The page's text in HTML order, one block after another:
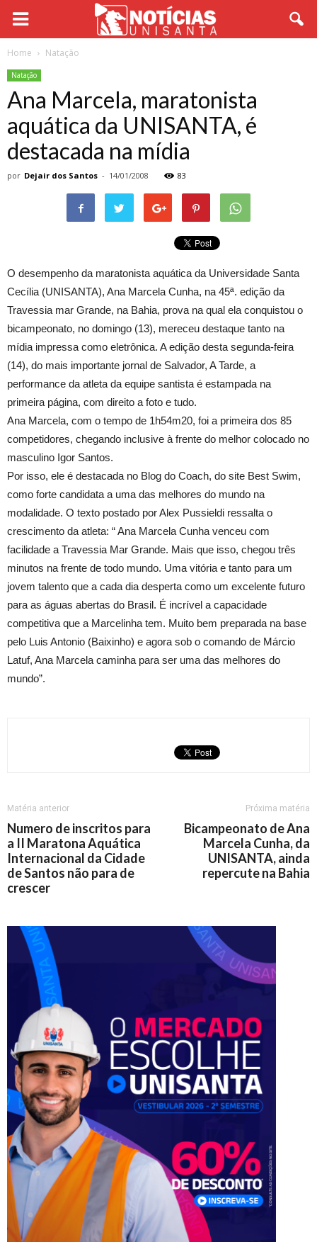
Home Natação
Natação
Ana Marcela, maratonista
aquática da UNISANTA, é
destacada na mídia
por Dejair dos Santos - 14/01/2008 83
O desempenho da maratonista aquática da Universidade Santa
Cecília (UNISANTA), Ana Marcela Cunha, na 45ª. edição da
Travessia mar Grande, na Bahia, prova na qual ela conquistou o
bicampeonato, no domingo (13), mereceu destaque tanto na
mídia impressa como eletrônica. A edição desta segunda-feira
(14), do mais importante jornal de Salvador, A Tarde, a
performance da atleta da equipe santista é estampada na
primeira página, com direito a foto e tudo.
Ana Marcela, com o tempo de 1h54m20, foi a primeira dos 85
competidores, chegando inclusive à frente do melhor colocado no
masculino Igor Santos.
Por isso, ele é destacada no Blog do Coach, do site Best Swim,
como forte candidata a uma das melhores do mundo na
modalidade. O texto postado por Alex Pussieldi ressalta o
crescimento da atleta: “ Ana Marcela Cunha venceu com
facilidade a Travessia Mar Grande. Mais que isso, chegou três
minutos na frente de todo mundo. Uma vitória e tanto para um
jovem talento que a cada dia desperta como um excelente futuro
para as águas abertas do Brasil. É incrível a capacidade
competitiva que a Marcelinha tem. Muito bem preparada na base
pelo Luis Antonio (Baixinho) e agora sob o comando de Márcio
Latuf, Ana Marcela caminha para ser uma das melhores do
mundo”.
Matéria anterior
Numero de inscritos para
a II Maratona Aquática
Internacional da Cidade
de Santos não para de
crescer
Próxima matéria
Bicampeonato de Ana
Marcela Cunha, da
UNISANTA, ainda
repercute na Bahia